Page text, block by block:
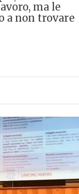
ma le
a non trovare